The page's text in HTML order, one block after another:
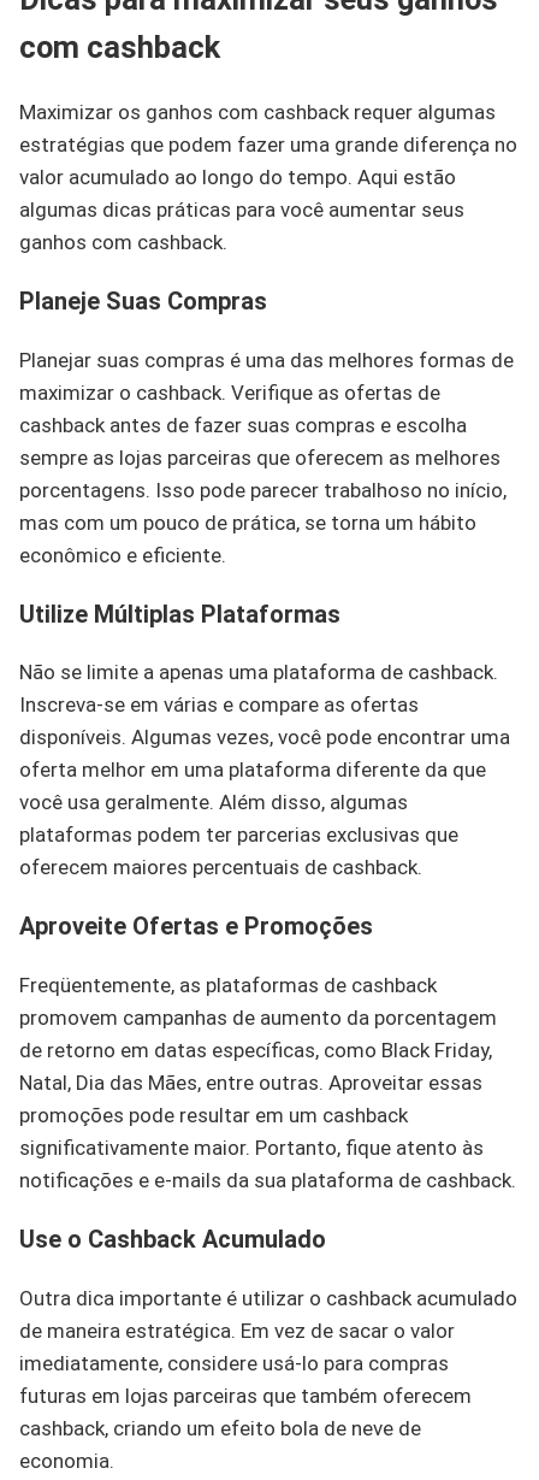
com cashback
Maximizar os ganhos com cashback requer algumas
estratégias que podem fazer uma grande diferença no
valor acumulado ao longo do tempo. Aqui estão
algumas dicas práticas para você aumentar seus
ganhos com cashback.
Planeje Suas Compras
Planejar suas compras é uma das melhores formas de
maximizar o cashback. Verifique as ofertas de
cashback antes de fazer suas compras e escolha
sempre as lojas parceiras que oferecem as melhores
porcentagens. Isso pode parecer trabalhoso no início,
mas com um pouco de prática, se torna um hábito
econômico e eficiente.
Utilize Múltiplas Plataformas
Não se limite a apenas uma plataforma de cashback.
Inscreva-se em várias e compare as ofertas
disponíveis. Algumas vezes, você pode encontrar uma
oferta melhor em uma plataforma diferente da que
você usa geralmente. Além disso, algumas
plataformas podem ter parcerias exclusivas que
oferecem maiores percentuais de cashback.
Aproveite Ofertas e Promoções
Freqüentemente, as plataformas de cashback
promovem campanhas de aumento da porcentagem
de retorno em datas específicas, como Black Friday,
Natal, Dia das Mães, entre outras. Aproveitar essas
promoções pode resultar em um cashback
significativamente maior. Portanto, fique atento às
notificações e e-mails da sua plataforma de cashback.
Use o Cashback Acumulado
Outra dica importante é utilizar o cashback acumulado
de maneira estratégica. Em vez de sacar o valor
imediatamente, considere usá-lo para compras
futuras em lojas parceiras que também oferecem
cashback, criando um efeito bola de neve de
economia.